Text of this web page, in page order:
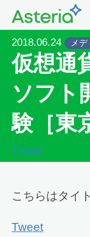
2018.06.24 メ
仮想通
ソフト
験［東
Tweet
こちらはタイ
Tweet